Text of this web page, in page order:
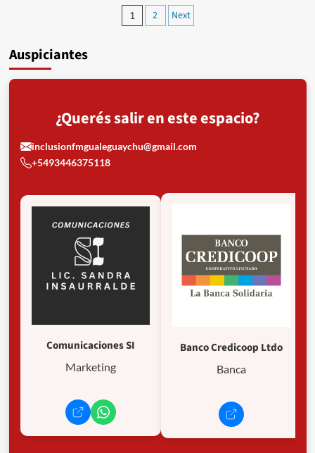
a
los
tenemos
que
presentes”
Paginación
1 2 Next
Auspiciantes
¿Querés salir en este espacio?
inclusionfmgualeguaychu@gmail.com
+5493446375118
Comunicaciones SI
Marketing
Banco Credicoop Ltdo
Banca